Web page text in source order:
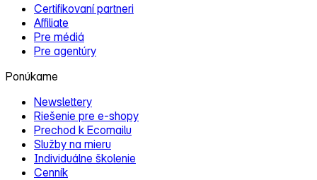
Certifikovaní partneri
Affiliate
Pre médiá
Pre agentúry
Ponúkame
Newslettery
Riešenie pre e‑shopy
Prechod k Ecomailu
Služby na mieru
Individuálne školenie
Cenník